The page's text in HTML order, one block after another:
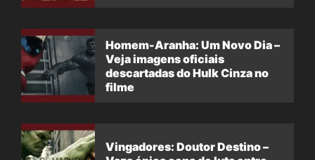
Homem-Aranha: Um Novo Dia –
Veja imagens oficiais
descartadas do Hulk Cinza no
filme
Vingadores: Doutor Destino –